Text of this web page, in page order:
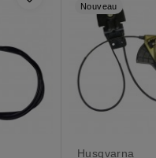
Nouveau
Husqvarna